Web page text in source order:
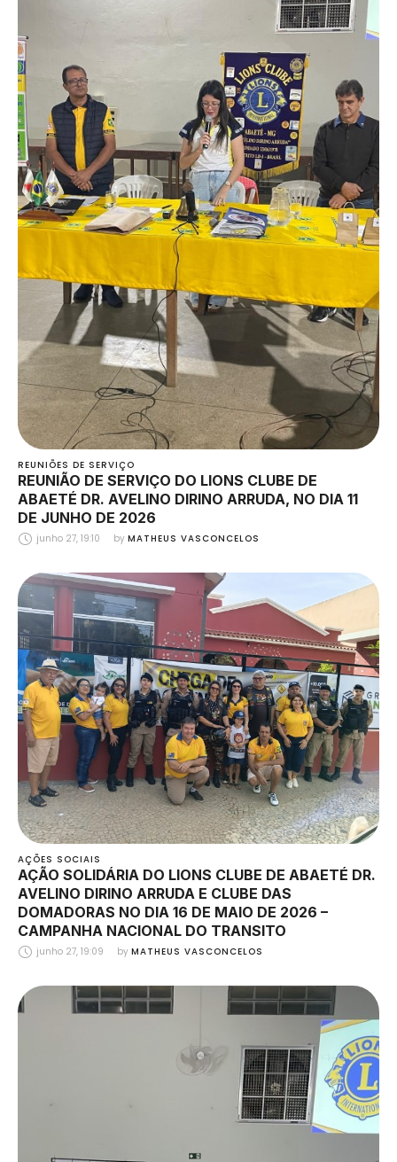
REUNIÕES DE SERVIÇO
REUNIÃO DE SERVIÇO DO LIONS CLUBE DE
ABAETÉ DR. AVELINO DIRINO ARRUDA, NO DIA 11
DE JUNHO DE 2026
junho 27, 19:10 by MATHEUS VASCONCELOS
AÇÕES SOCIAIS
AÇÃO SOLIDÁRIA DO LIONS CLUBE DE ABAETÉ DR.
AVELINO DIRINO ARRUDA E CLUBE DAS
DOMADORAS NO DIA 16 DE MAIO DE 2026 –
CAMPANHA NACIONAL DO TRANSITO
junho 27, 19:09 by MATHEUS VASCONCELOS